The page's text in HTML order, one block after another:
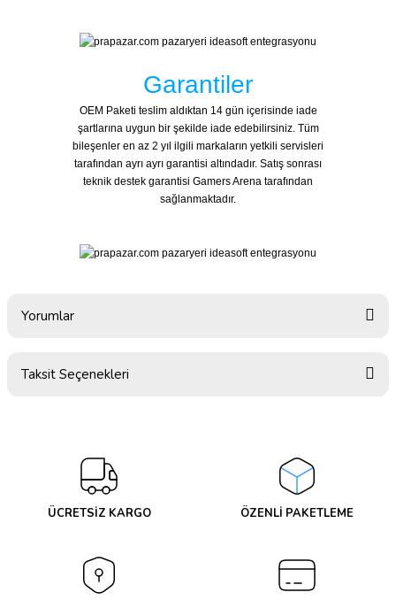
Garantiler
OEM Paketi teslim aldıktan 14 gün içerisinde iade
şartlarına uygun bir şekilde iade edebilirsiniz. Tüm
bileşenler en az 2 yıl ilgili markaların yetkili servisleri
tarafından ayrı ayrı garantisi altındadır. Satış sonrası
teknik destek garantisi Gamers Arena tarafından
sağlanmaktadır.
Yorumlar
Taksit Seçenekleri
ÜCRETSİZ KARGO ÖZENLİ PAKETLEME